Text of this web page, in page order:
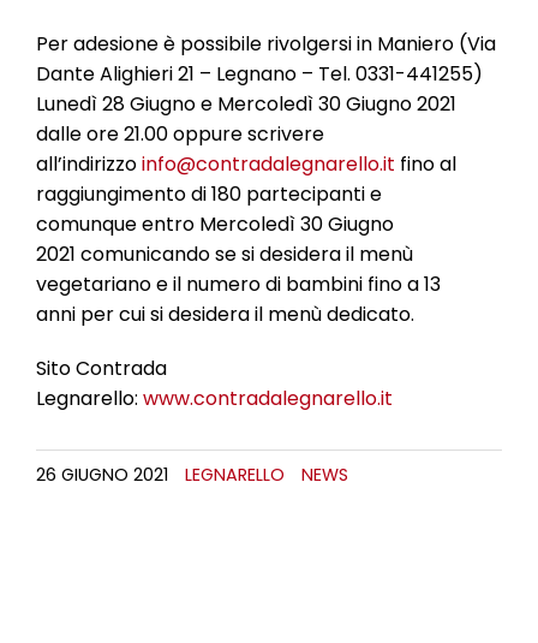
Per adesione è possibile rivolgersi in Maniero (Via
Dante Alighieri 21 – Legnano – Tel. 0331-441255)
Lunedì 28 Giugno e Mercoledì 30 Giugno 2021
dalle ore 21.00 oppure scrivere
all’indirizzoinfo@contradalegnarello.it fino al
raggiungimento di 180 partecipanti e
comunque entro Mercoledì 30 Giugno
2021 comunicando se si desidera il menù
vegetariano e il numero di bambini fino a 13
anni per cui si desidera il menù dedicato.
Sito Contrada
Legnarello: www.contradalegnarello.it
26 GIUGNO 2021 LEGNARELLO NEWS